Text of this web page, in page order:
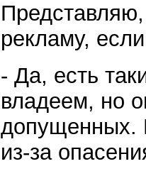
рекламу,
- Да, есть
владеем, но
допущенных.
из-за